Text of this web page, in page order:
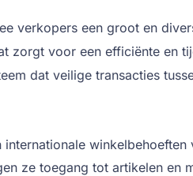
verkopers een groot en
zorgt voor een efficiënte en
dat veilige transacties
winkelbehoeften
ze toegang tot artikelen